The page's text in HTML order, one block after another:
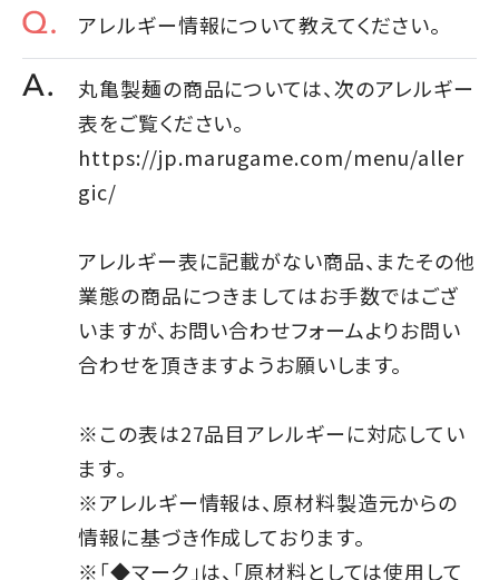
アレルギー情報について教えてください。
丸亀製麺の商品については、次のアレルギー
表をご覧ください。
https://jp.marugame.com/menu/aller
gic/
アレルギー表に記載がない商品、またその他
業態の商品につきましてはお手数ではござ
いますが、お問い合わせフォームよりお問い
合わせを頂きますようお願いします。
※この表は27品目アレルギーに対応してい
ます。
※アレルギー情報は、原材料製造元からの
情報に基づき作成しております。
※「◆マーク」は、「原材料としては使用して